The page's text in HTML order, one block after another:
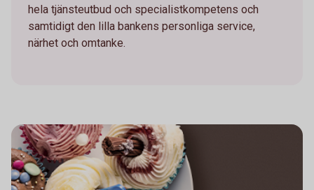
hela tjänsteutbud och specialistkompetens och
samtidigt den lilla bankens personliga service,
närhet och omtanke.